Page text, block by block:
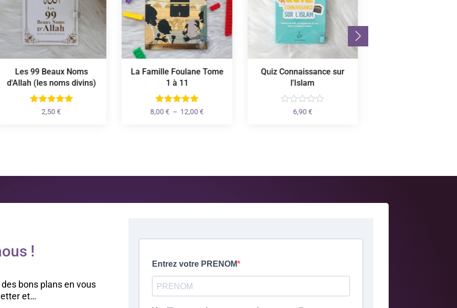
Les 99 Beaux Noms
d'Allah (les noms divins)
2,50€
La Famille Foulane Tome
1 à 11
8,00€ – 12,00€Plage
Quiz Connaissance sur
l'Islam
6,90€
!
bons plans en vous
et…